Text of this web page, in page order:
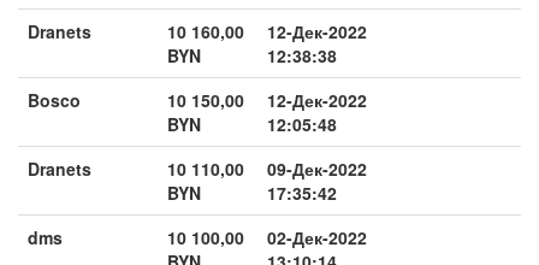
Dranets
10 160,00
BYN
12-Дек-2022
12:38:38
Bosco
10 150,00
BYN
12-Дек-2022
12:05:48
Dranets
10 110,00
BYN
09-Дек-2022
17:35:42
dms
10 100,00
02-Дек-2022